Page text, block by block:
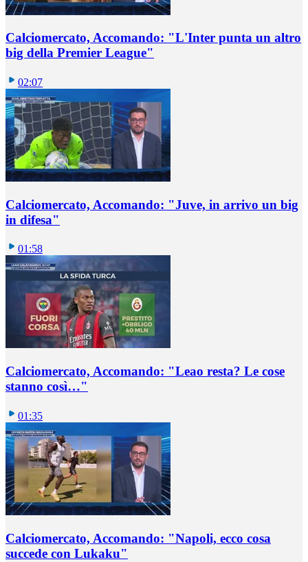
Calciomercato, Accomando: "L'Inter punta un altro
big della Premier League"
02:07
Calciomercato, Accomando: "Juve, in arrivo un big
in difesa"
01:58
Calciomercato, Accomando: "Leao resta? Le cose
stanno così…"
01:35
Calciomercato, Accomando: "Napoli, ecco cosa
succede con Lukaku"